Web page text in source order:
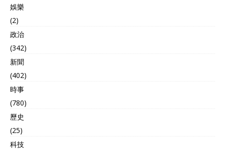
娛樂
(2)
政治
(342)
新聞
(402)
時事
(780)
歷史
(25)
科技